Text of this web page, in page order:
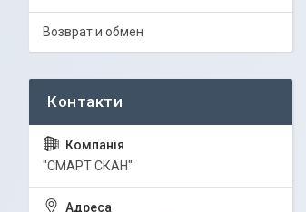
Возврат и обмен
"СМАРТ СКАН"